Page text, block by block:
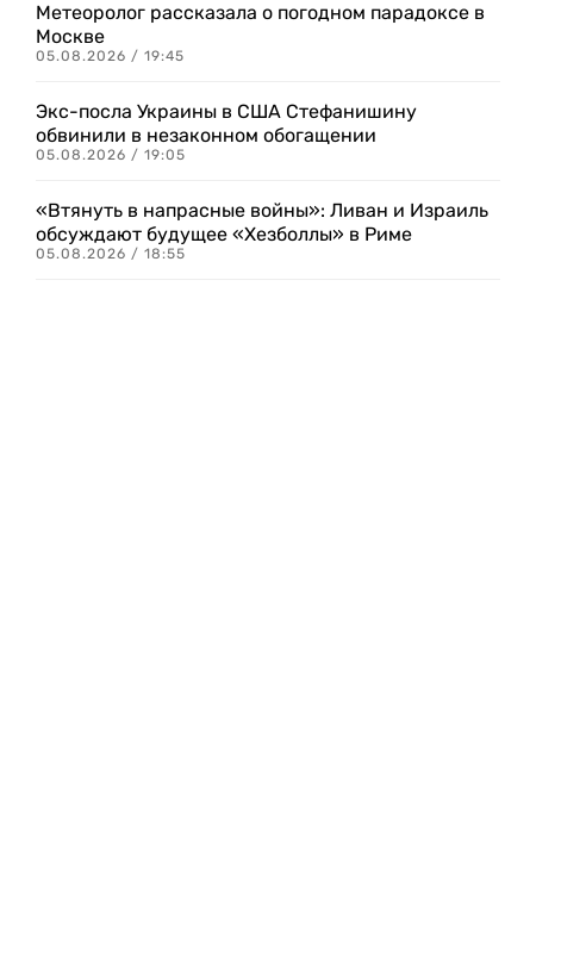
Метеоролог рассказала о погодном парадоксе в
Москве
05.08.2026 / 19:45
Экс-посла Украины в США Стефанишину
обвинили в незаконном обогащении
05.08.2026 / 19:05
«Втянуть в напрасные войны»: Ливан и Израиль
обсуждают будущее «Хезболлы» в Риме
05.08.2026 / 18:55